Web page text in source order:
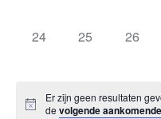
0
24
0
25
0
26
Er zijn geen resultaten
devolgende